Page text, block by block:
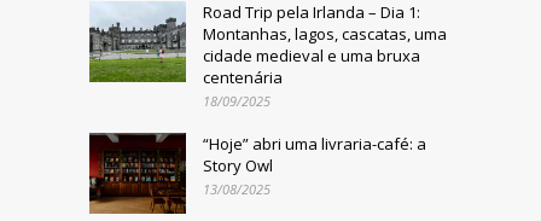
Road Trip pela Irlanda – Dia 1:
Montanhas, lagos, cascatas, uma
cidade medieval e uma bruxa
centenária
18/09/2025
“Hoje” abri uma livraria-café: a
Story Owl
13/08/2025